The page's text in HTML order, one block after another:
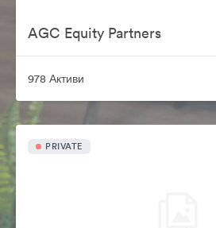
AGC Equity Partners
978 Активи
PRIVATE